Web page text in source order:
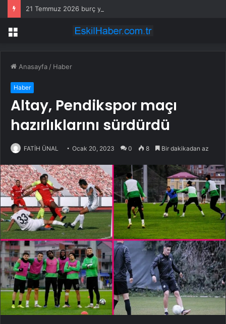
Menü
Anasayfa / Haber
Haber
Altay, Pendikspor maçı
hazırlıklarını sürdürdü
FATİH ÜNAL Ocak 20, 2023 0 8 Bir dakikadan az